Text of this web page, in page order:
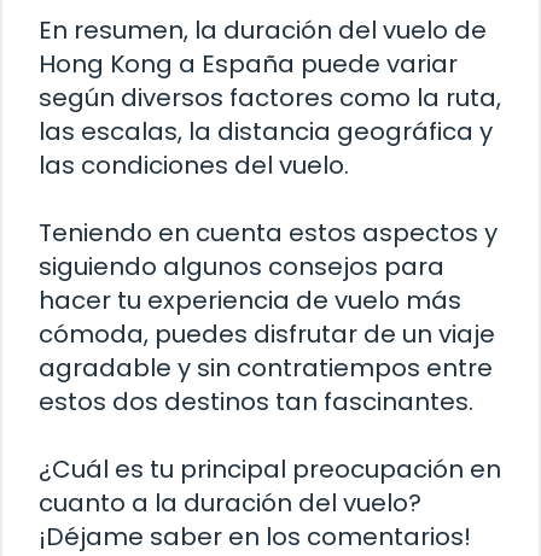
En resumen, la duración del vuelo de
Hong Kong a España puede variar
según diversos factores como la ruta,
las escalas, la distancia geográfica y
las condiciones del vuelo.
Teniendo en cuenta estos aspectos y
siguiendo algunos consejos para
hacer tu experiencia de vuelo más
cómoda, puedes disfrutar de un viaje
agradable y sin contratiempos entre
estos dos destinos tan fascinantes.
¿Cuál es tu principal preocupación en
cuanto a la duración del vuelo?
¡Déjame saber en los comentarios!